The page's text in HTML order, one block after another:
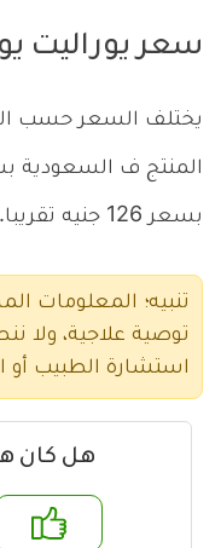
سعر يوراليت يو
يختلف السعر حسب
بسعر 126 جنيه تقريبا.
تنبيه؛ المعلومات
توصية علاجية، ولا
استشارة الطبيب أو
هل كان